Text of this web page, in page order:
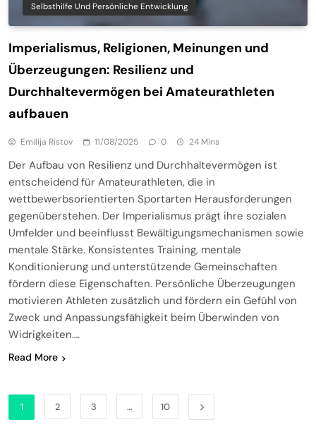
Selbsthilfe Und Persönliche Entwicklung
Imperialismus, Religionen, Meinungen und
Überzeugungen: Resilienz und
Durchhaltevermögen bei Amateurathleten
aufbauen
Emilija Ristov 11/08/2025 0 24 Mins
Der Aufbau von Resilienz und Durchhaltevermögen ist
entscheidend für Amateurathleten, die in
wettbewerbsorientierten Sportarten Herausforderungen
gegenüberstehen. Der Imperialismus prägt ihre sozialen
Umfelder und beeinflusst Bewältigungsmechanismen sowie
mentale Stärke. Konsistentes Training, mentale
Konditionierung und unterstützende Gemeinschaften
fördern diese Eigenschaften. Persönliche Überzeugungen
motivieren Athleten zusätzlich und fördern ein Gefühl von
Zweck und Anpassungsfähigkeit beim Überwinden von
Widrigkeiten….
Read More
1 2 3 … 10